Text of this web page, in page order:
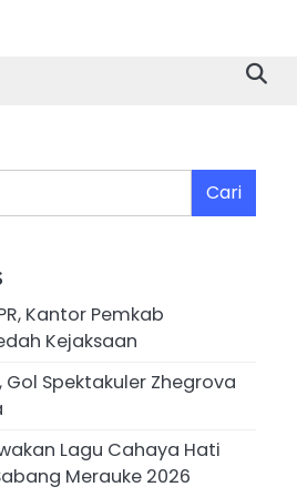
Cari
Kantor Pemkab
Kejaksaan
Spektakuler Zhegrova
Lagu Cahaya Hati
Merauke 2026